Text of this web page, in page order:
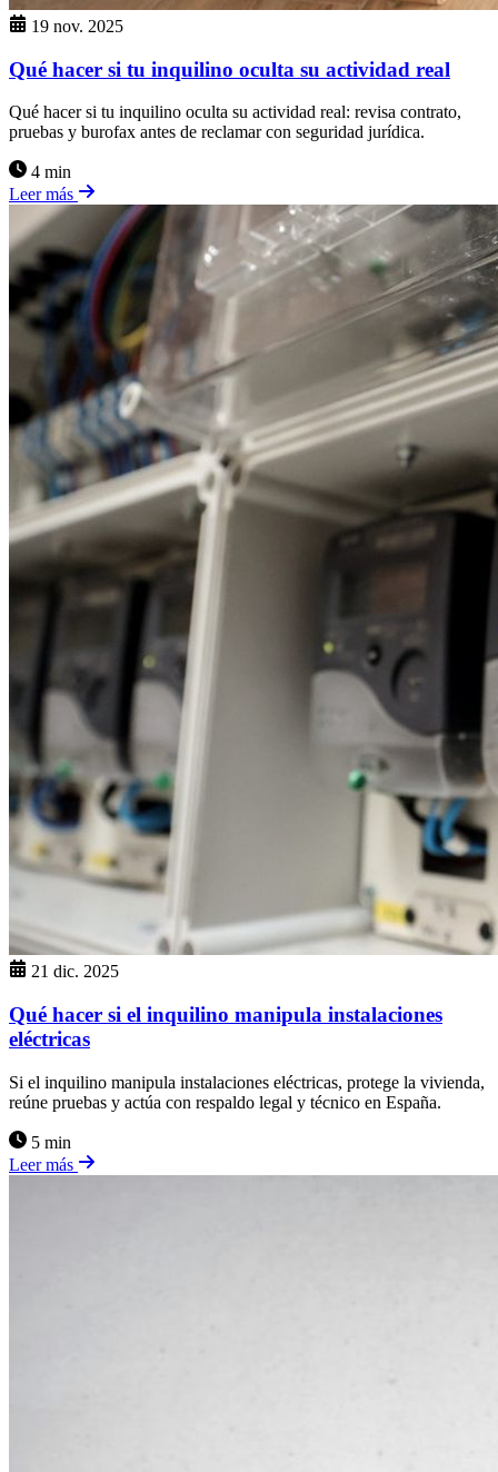
19 nov. 2025
Qué hacer si tu inquilino oculta su actividad real
Qué hacer si tu inquilino oculta su actividad real: revisa contrato,
pruebas y burofax antes de reclamar con seguridad jurídica.
4 min
Leer más
21 dic. 2025
Qué hacer si el inquilino manipula instalaciones
eléctricas
Si el inquilino manipula instalaciones eléctricas, protege la vivienda,
reúne pruebas y actúa con respaldo legal y técnico en España.
5 min
Leer más